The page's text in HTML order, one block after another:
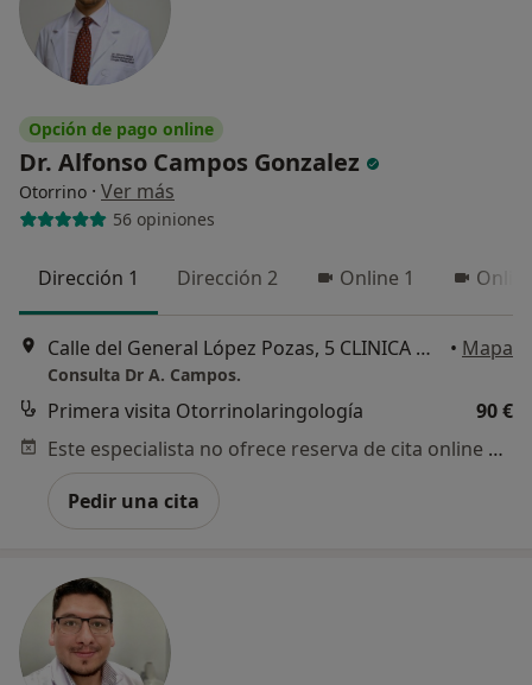
Opción de pago online
Dr. Alfonso Campos Gonzalez
Otorrino · Ver más
56 opiniones
Dirección 1 Dirección 2 Online 1
Calle del General López Pozas, 5 CLINICA MONTEMAURO, Madrid • Mapa
Consulta Dr A. Campos.
Primera visita Otorrinolaringología
90 €
Este especialista no ofrece reserva de cita online en esta dirección.
Pedir una cita